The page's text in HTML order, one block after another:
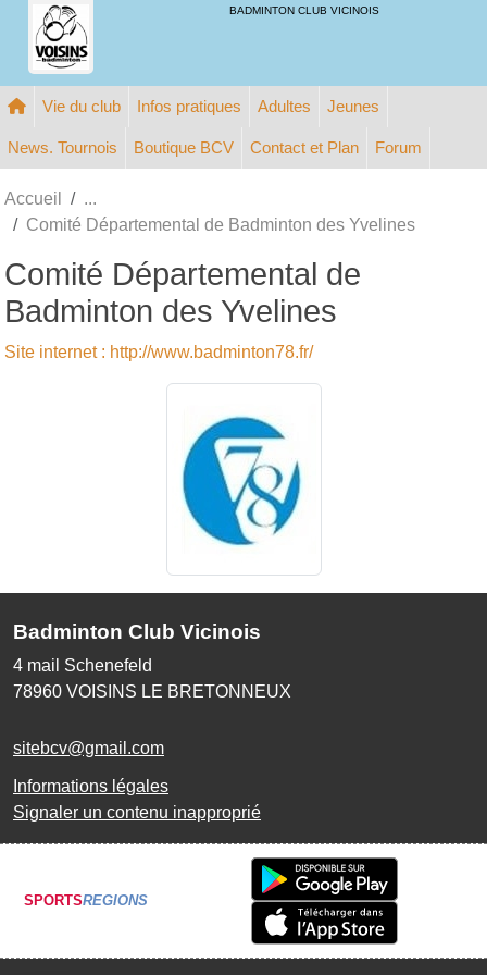
BADMINTON CLUB VICINOIS
Vie du club Infos pratiques Adultes Jeunes
News. Tournois Boutique BCV Contact et Plan Forum
Accueil
Comité Départemental de Badminton des Yvelines
Comité Départemental de
Badminton des Yvelines
Site internet : http://www.badminton78.fr/
Badminton Club Vicinois
4 mail Schenefeld
78960 VOISINS LE BRETONNEUX
sitebcv@gmail.com
Informations légales
Signaler un contenu inapproprié
SPORTSREGIONS
Panneau de gestion des cookies